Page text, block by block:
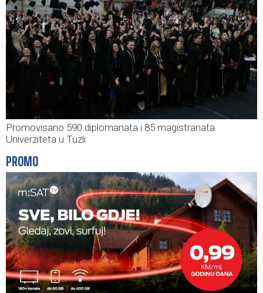
Promovisano 590 diplomanata i 85 magistranata
Univerziteta u Tuzli
PROMO